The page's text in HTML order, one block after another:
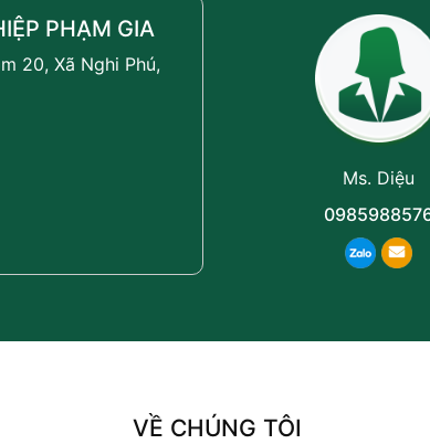
PHẠM GIA
20, Xã Nghi Phú,
Ms. Diệu
VỀ CHÚNG TÔI